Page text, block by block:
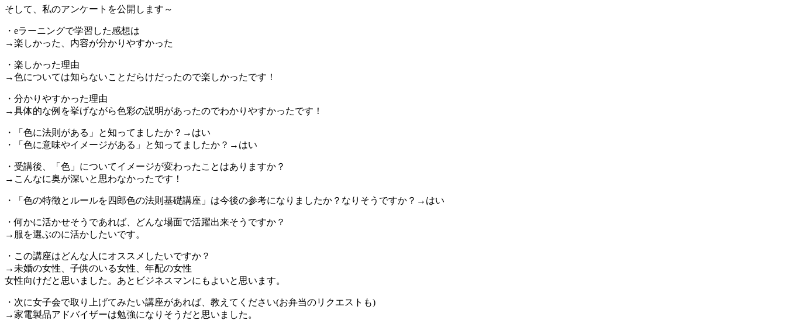
そして、私のアンケートを公開します～
・eラーニングで学習した感想は
→楽しかった、内容が分かりやすかった
・楽しかった理由
→色については知らないことだらけだったので楽しかったです！
・分かりやすかった理由
→具体的な例を挙げながら色彩の説明があったのでわかりやすかったです！
・「色に法則がある」と知ってましたか？→はい
・「色に意味やイメージがある」と知ってましたか？→はい
・受講後、「色」についてイメージが変わったことはありますか？
→こんなに奥が深いと思わなかったです！
・「色の特徴とルールを四郎色の法則基礎講座」は今後の参考になりましたか？なりそうですか？→はい
・何かに活かせそうであれば、どんな場面で活躍出来そうですか？
→服を選ぶのに活かしたいです。
・この講座はどんな人にオススメしたいですか？
→未婚の女性、子供のいる女性、年配の女性
女性向けだと思いました。あとビジネスマンにもよいと思います。
・次に女子会で取り上げてみたい講座があれば、教えてください(お弁当のリクエストも)
→家電製品アドバイザーは勉強になりそうだと思いました。